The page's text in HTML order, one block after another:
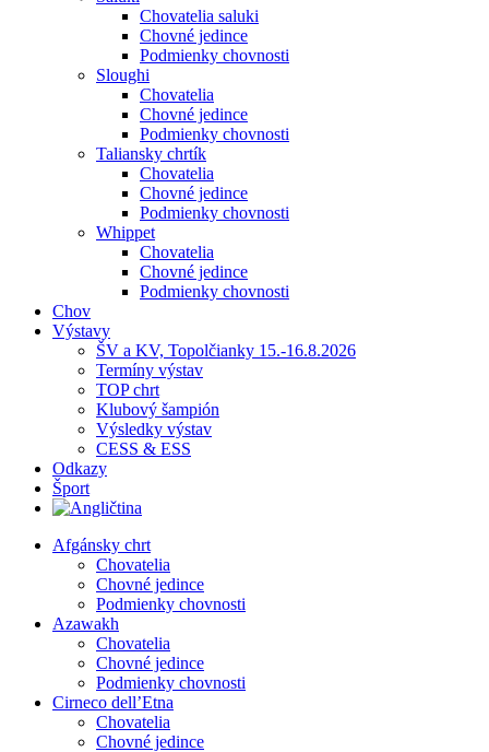
Chovatelia saluki
Chovné jedince
Podmienky chovnosti
Sloughi
Chovatelia
Chovné jedince
Podmienky chovnosti
Taliansky chrtík
Chovatelia
Chovné jedince
Podmienky chovnosti
Whippet
Chovatelia
Chovné jedince
Podmienky chovnosti
Chov
Výstavy
ŠV a KV, Topolčianky 15.-16.8.2026
Termíny výstav
TOP chrt
Klubový šampión
Výsledky výstav
CESS & ESS
Odkazy
Šport
Afgánsky chrt
Chovatelia
Chovné jedince
Podmienky chovnosti
Azawakh
Chovatelia
Chovné jedince
Podmienky chovnosti
Cirneco dell’Etna
Chovatelia
Chovné jedince